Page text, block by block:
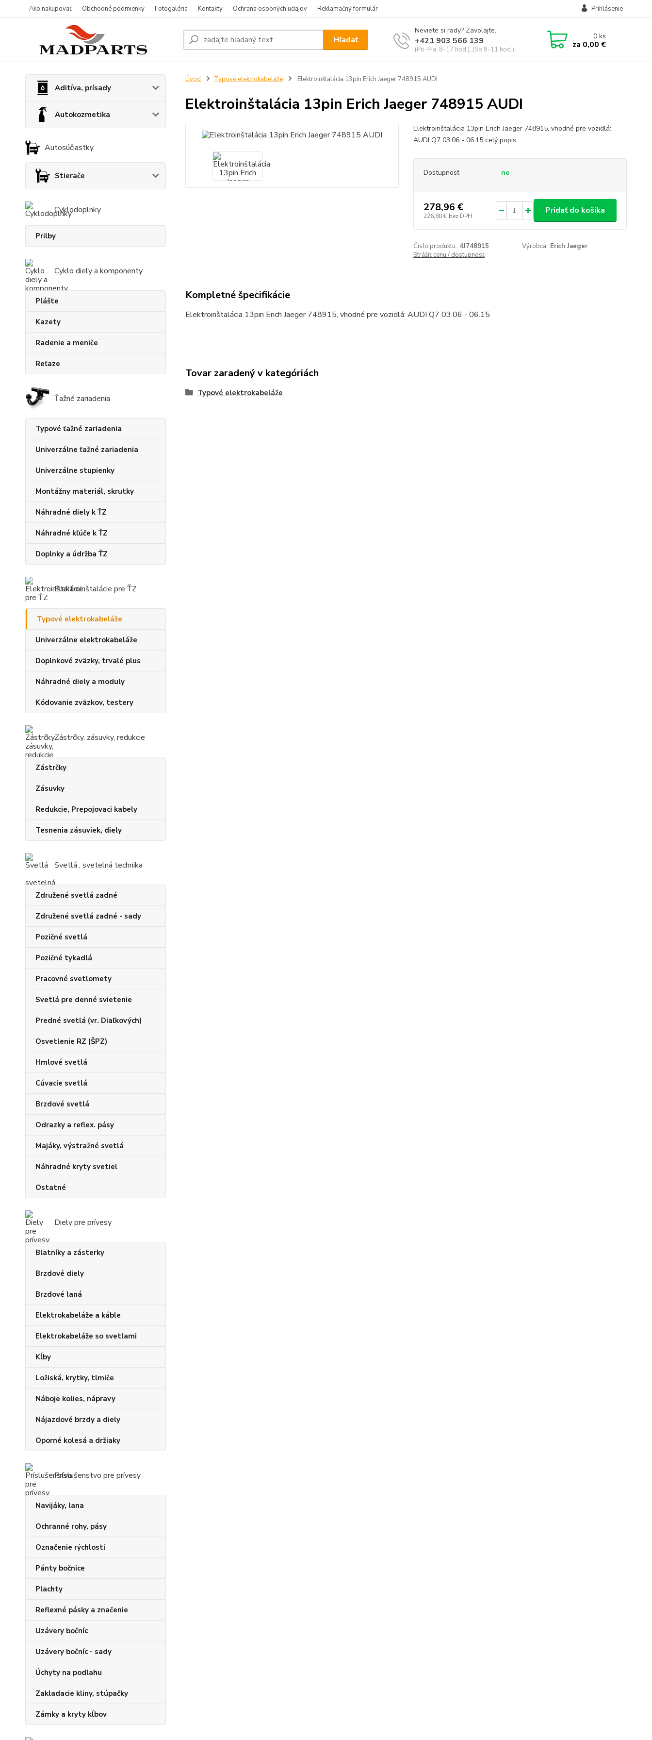
Ako nakupovať Obchodné podmienky Fotogaléria Kontakty Ochrana osobných udajov Reklamačný formulár Prihlásenie
Hľadať
Neviete si rady? Zavolajte.
+421 903 566 139
(Po-Pia, 8-17 hod.), (So 8-11 hod.)
0ks
za 0,00 €
Aditíva, prísady
Autokozmetika
Autosúčiastky
Stierače
Cyklodoplnky
Prilby
Cyklo diely a komponenty
Plášte
Kazety
Radenie a meniče
Reťaze
Ťažné zariadenia
Typové ťažné zariadenia
Univerzálne ťažné zariadenia
Univerzálne stupienky
Montážny materiál, skrutky
Náhradné diely k ŤZ
Náhradné kľúče k ŤZ
Doplnky a údržba ŤZ
Elektroinštalácie pre ŤZ
Typové elektrokabeláže
Univerzálne elektrokabeláže
Doplnkové zväzky, trvalé plus
Náhradné diely a moduly
Kódovanie zväzkov, testery
Zástrčky, zásuvky, redukcie
Zástrčky
Zásuvky
Redukcie, Prepojovaci kabely
Tesnenia zásuviek, diely
Svetlá , svetelná technika
Združené svetlá zadné
Združené svetlá zadné - sady
Pozičné svetlá
Pozičné tykadlá
Pracovné svetlomety
Svetlá pre denné svietenie
Predné svetlá (vr. Diaľkových)
Osvetlenie RZ (ŠPZ)
Hmlové svetlá
Cúvacie svetlá
Brzdové svetlá
Odrazky a reflex. pásy
Majáky, výstražné svetlá
Náhradné kryty svetiel
Ostatné
Diely pre prívesy
Blatníky a zásterky
Brzdové diely
Brzdové laná
Elektrokabeláže a káble
Elektrokabeláže so svetlami
Kĺby
Ložiská, krytky, tlmiče
Náboje kolies, nápravy
Nájazdové brzdy a diely
Oporné kolesá a držiaky
Príslušenstvo pre prívesy
Navijáky, lana
Ochranné rohy, pásy
Označenie rýchlosti
Pánty bočnice
Plachty
Reflexné pásky a značenie
Uzávery bočníc
Uzávery bočníc - sady
Úchyty na podlahu
Zakladacie kliny, stúpačky
Zámky a kryty kĺbov
Úvod Typové elektrokabeláže Elektroinštalácia 13pin Erich Jaeger 748915 AUDI
Elektroinštalácia 13pin Erich Jaeger 748915 AUDI
Elektroinštalácia 13pin Erich Jaeger 748915, vhodné pre vozidlá:
AUDI Q7 03.06 - 06.15 celý popis
Dostupnosť ne
278,96 €
226,80 € bez DPH
Pridať do košíka
Číslo produktu: 4J748915 Výrobca: Erich Jaeger
Strážiť cenu / dostupnosť
Kompletné špecifikácie
Elektroinštalácia 13pin Erich Jaeger 748915, vhodné pre vozidlá: AUDI Q7 03.06 - 06.15
Tovar zaradený v kategóriách
Typové elektrokabeláže